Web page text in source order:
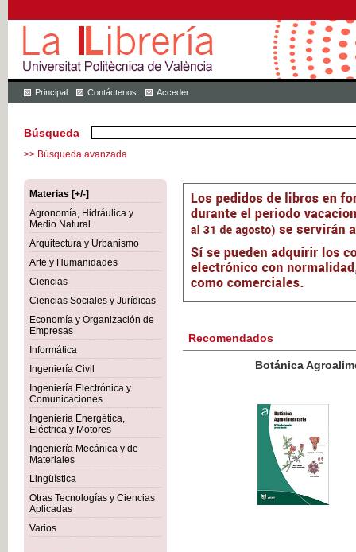
Principal Contáctenos Acceder
Búsqueda
>> Búsqueda avanzada
Materias [+/-]
Agronomía, Hidráulica y
Medio Natural
Arquitectura y Urbanismo
Arte y Humanidades
Ciencias
Ciencias Sociales y Jurídicas
Economía y Organización de
Empresas
Informática
Ingeniería Civil
Ingeniería Electrónica y
Comunicaciones
Ingeniería Energética,
Eléctrica y Motores
Ingeniería Mecánica y de
Materiales
Lingüística
Otras Tecnologías y Ciencias
Aplicadas
Varios
Recomendados
Botánica Agroalimentaria